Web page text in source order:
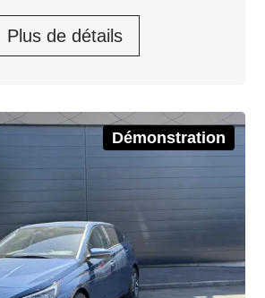
Plus de détails
Démonstration